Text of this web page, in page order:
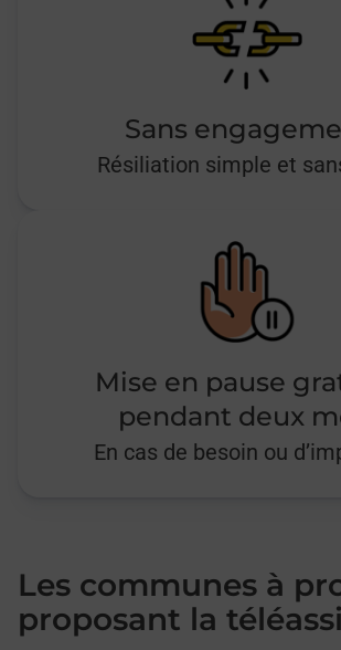
Sans
Résiliation simple et
Mise en pause
pendant deux
En cas de besoin ou
Les communes à
proposant la